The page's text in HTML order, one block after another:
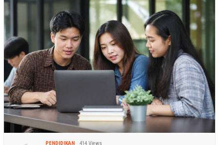
PENDIDIKAN 414 Views